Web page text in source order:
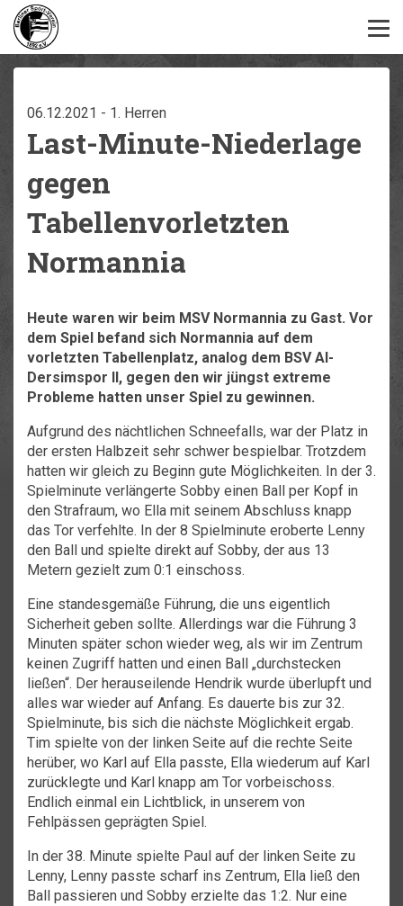
06.12.2021 - 1. Herren
Last-Minute-Niederlage
gegen
Tabellenvorletzten
Normannia
Heute waren wir beim MSV Normannia zu Gast. Vor
dem Spiel befand sich Normannia auf dem
vorletzten Tabellenplatz, analog dem BSV Al-
Dersimspor II, gegen den wir jüngst extreme
Probleme hatten unser Spiel zu gewinnen.
Aufgrund des nächtlichen Schneefalls, war der Platz in
der ersten Halbzeit sehr schwer bespielbar. Trotzdem
hatten wir gleich zu Beginn gute Möglichkeiten. In der 3.
Spielminute verlängerte Sobby einen Ball per Kopf in
den Strafraum, wo Ella mit seinem Abschluss knapp
das Tor verfehlte. In der 8 Spielminute eroberte Lenny
den Ball und spielte direkt auf Sobby, der aus 13
Metern gezielt zum 0:1 einschoss.
Eine standesgemäße Führung, die uns eigentlich
Sicherheit geben sollte. Allerdings war die Führung 3
Minuten später schon wieder weg, als wir im Zentrum
keinen Zugriff hatten und einen Ball „durchstecken
ließen“. Der herauseilende Hendrik wurde überlupft und
alles war wieder auf Anfang. Es dauerte bis zur 32.
Spielminute, bis sich die nächste Möglichkeit ergab.
Tim spielte von der linken Seite auf die rechte Seite
herüber, wo Karl auf Ella passte, Ella wiederum auf Karl
zurücklegte und Karl knapp am Tor vorbeischoss.
Endlich einmal ein Lichtblick, in unserem von
Fehlpässen geprägten Spiel.
In der 38. Minute spielte Paul auf der linken Seite zu
Lenny, Lenny passte scharf ins Zentrum, Ella ließ den
Ball passieren und Sobby erzielte das 1:2. Nur eine